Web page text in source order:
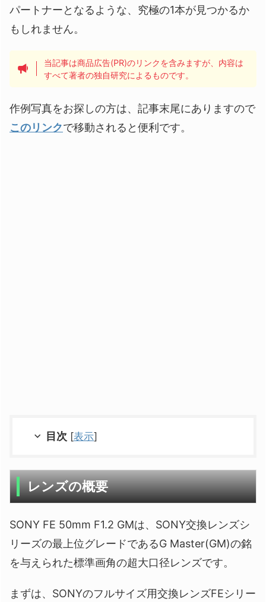
パートナーとなるような、究極の1本が見つかるか
もしれません。
当記事は商品広告(PR)のリンクを含みますが、内容は
すべて著者の独自研究によるものです。
作例写真をお探しの方は、記事末尾にありますので
このリンクで移動されると便利です。
目次 [表示]
レンズの概要
SONY FE 50mm F1.2 GMは、SONY交換レンズシ
リーズの最上位グレードであるG Master(GM)の銘
を与えられた標準画角の超大口径レンズです。
まずは、SONYのフルサイズ用交換レンズFEシリー